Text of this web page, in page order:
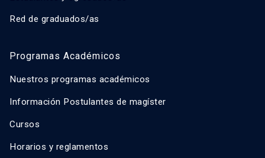
Red de graduados/as
Programas Académicos
Nuestros programas académicos
Información Postulantes de magíster
Cursos
Horarios y reglamentos